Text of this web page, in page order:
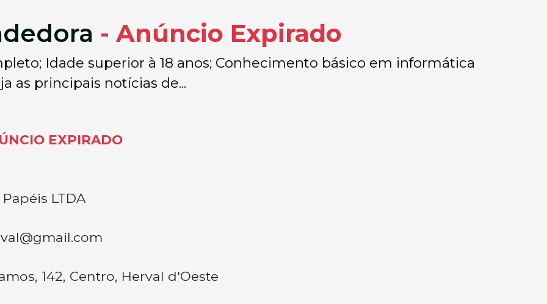
- Anúncio Expirado
Idade superior à 18 anos; Conhecimento básico em informática
as principais notícias de...
EXPIRADO
LTDA
142, Centro, Herval d'Oeste